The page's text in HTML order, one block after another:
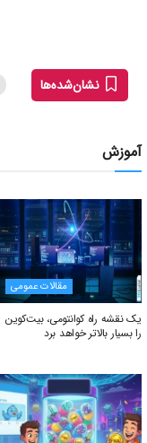
نشان‌شده‌ها
آموزش
مقالات عمومی
یک نقشه راه کوانتومی، بیت‌کوین
را بسیار بالاتر خواهد برد